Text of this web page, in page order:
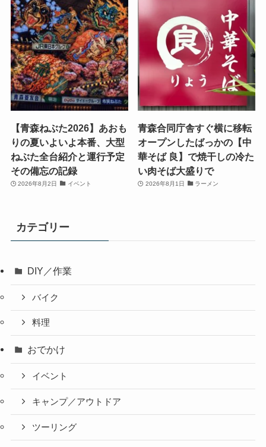
【青森ねぶた2026】あおも
りの夏いよいよ本番、大型
ねぶた全台紹介と運行予定
その備忘の記録
2026年8月2日 イベント
青森合同庁舎すぐ横に移転
オープンしたばっかの【中
華そば 良】で焼干しの冷た
い肉そば大盛りで
2026年8月1日 ラーメン
カテゴリー
DIY／作業
バイク
料理
おでかけ
イベント
キャンプ／アウトドア
ツーリング